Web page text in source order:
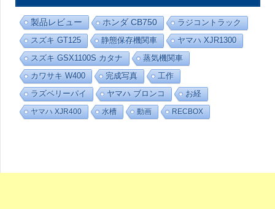
カ
テ
ゴ
リ
ー
製品レビュー ホンダ CB750
ラジコントラック
スズキ GT125
静態保存機関車
ヤマハ XJR1300
スズキ GSX1100S カタナ
蒸気機関車
カワサキ W400
完成写真
工作
ラズベリーパイ
ヤマハ ブロンコ お経
ヤマハ XJR400 水槽 動画 RECBOX